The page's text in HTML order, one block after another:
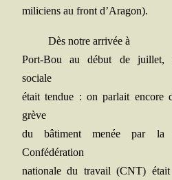
mili­ciens au front d’Aragon).
Dès notre arri­vée à
Port-Bou au début de juillet,
sociale
était ten­due : on par­lait encore
grève
du bâti­ment menée par
Confédération
natio­nale du tra­vail (CNT)